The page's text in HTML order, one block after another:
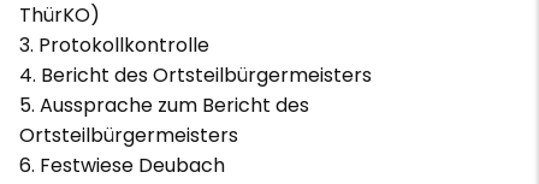
ThürKO)
3. Protokollkontrolle
4. Bericht des Ortsteilbürgermeisters
5. Aussprache zum Bericht des
Ortsteilbürgermeisters
6. Festwiese Deubach